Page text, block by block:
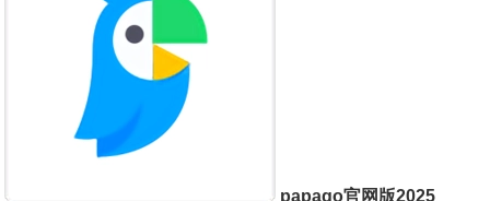
papago官网版2025